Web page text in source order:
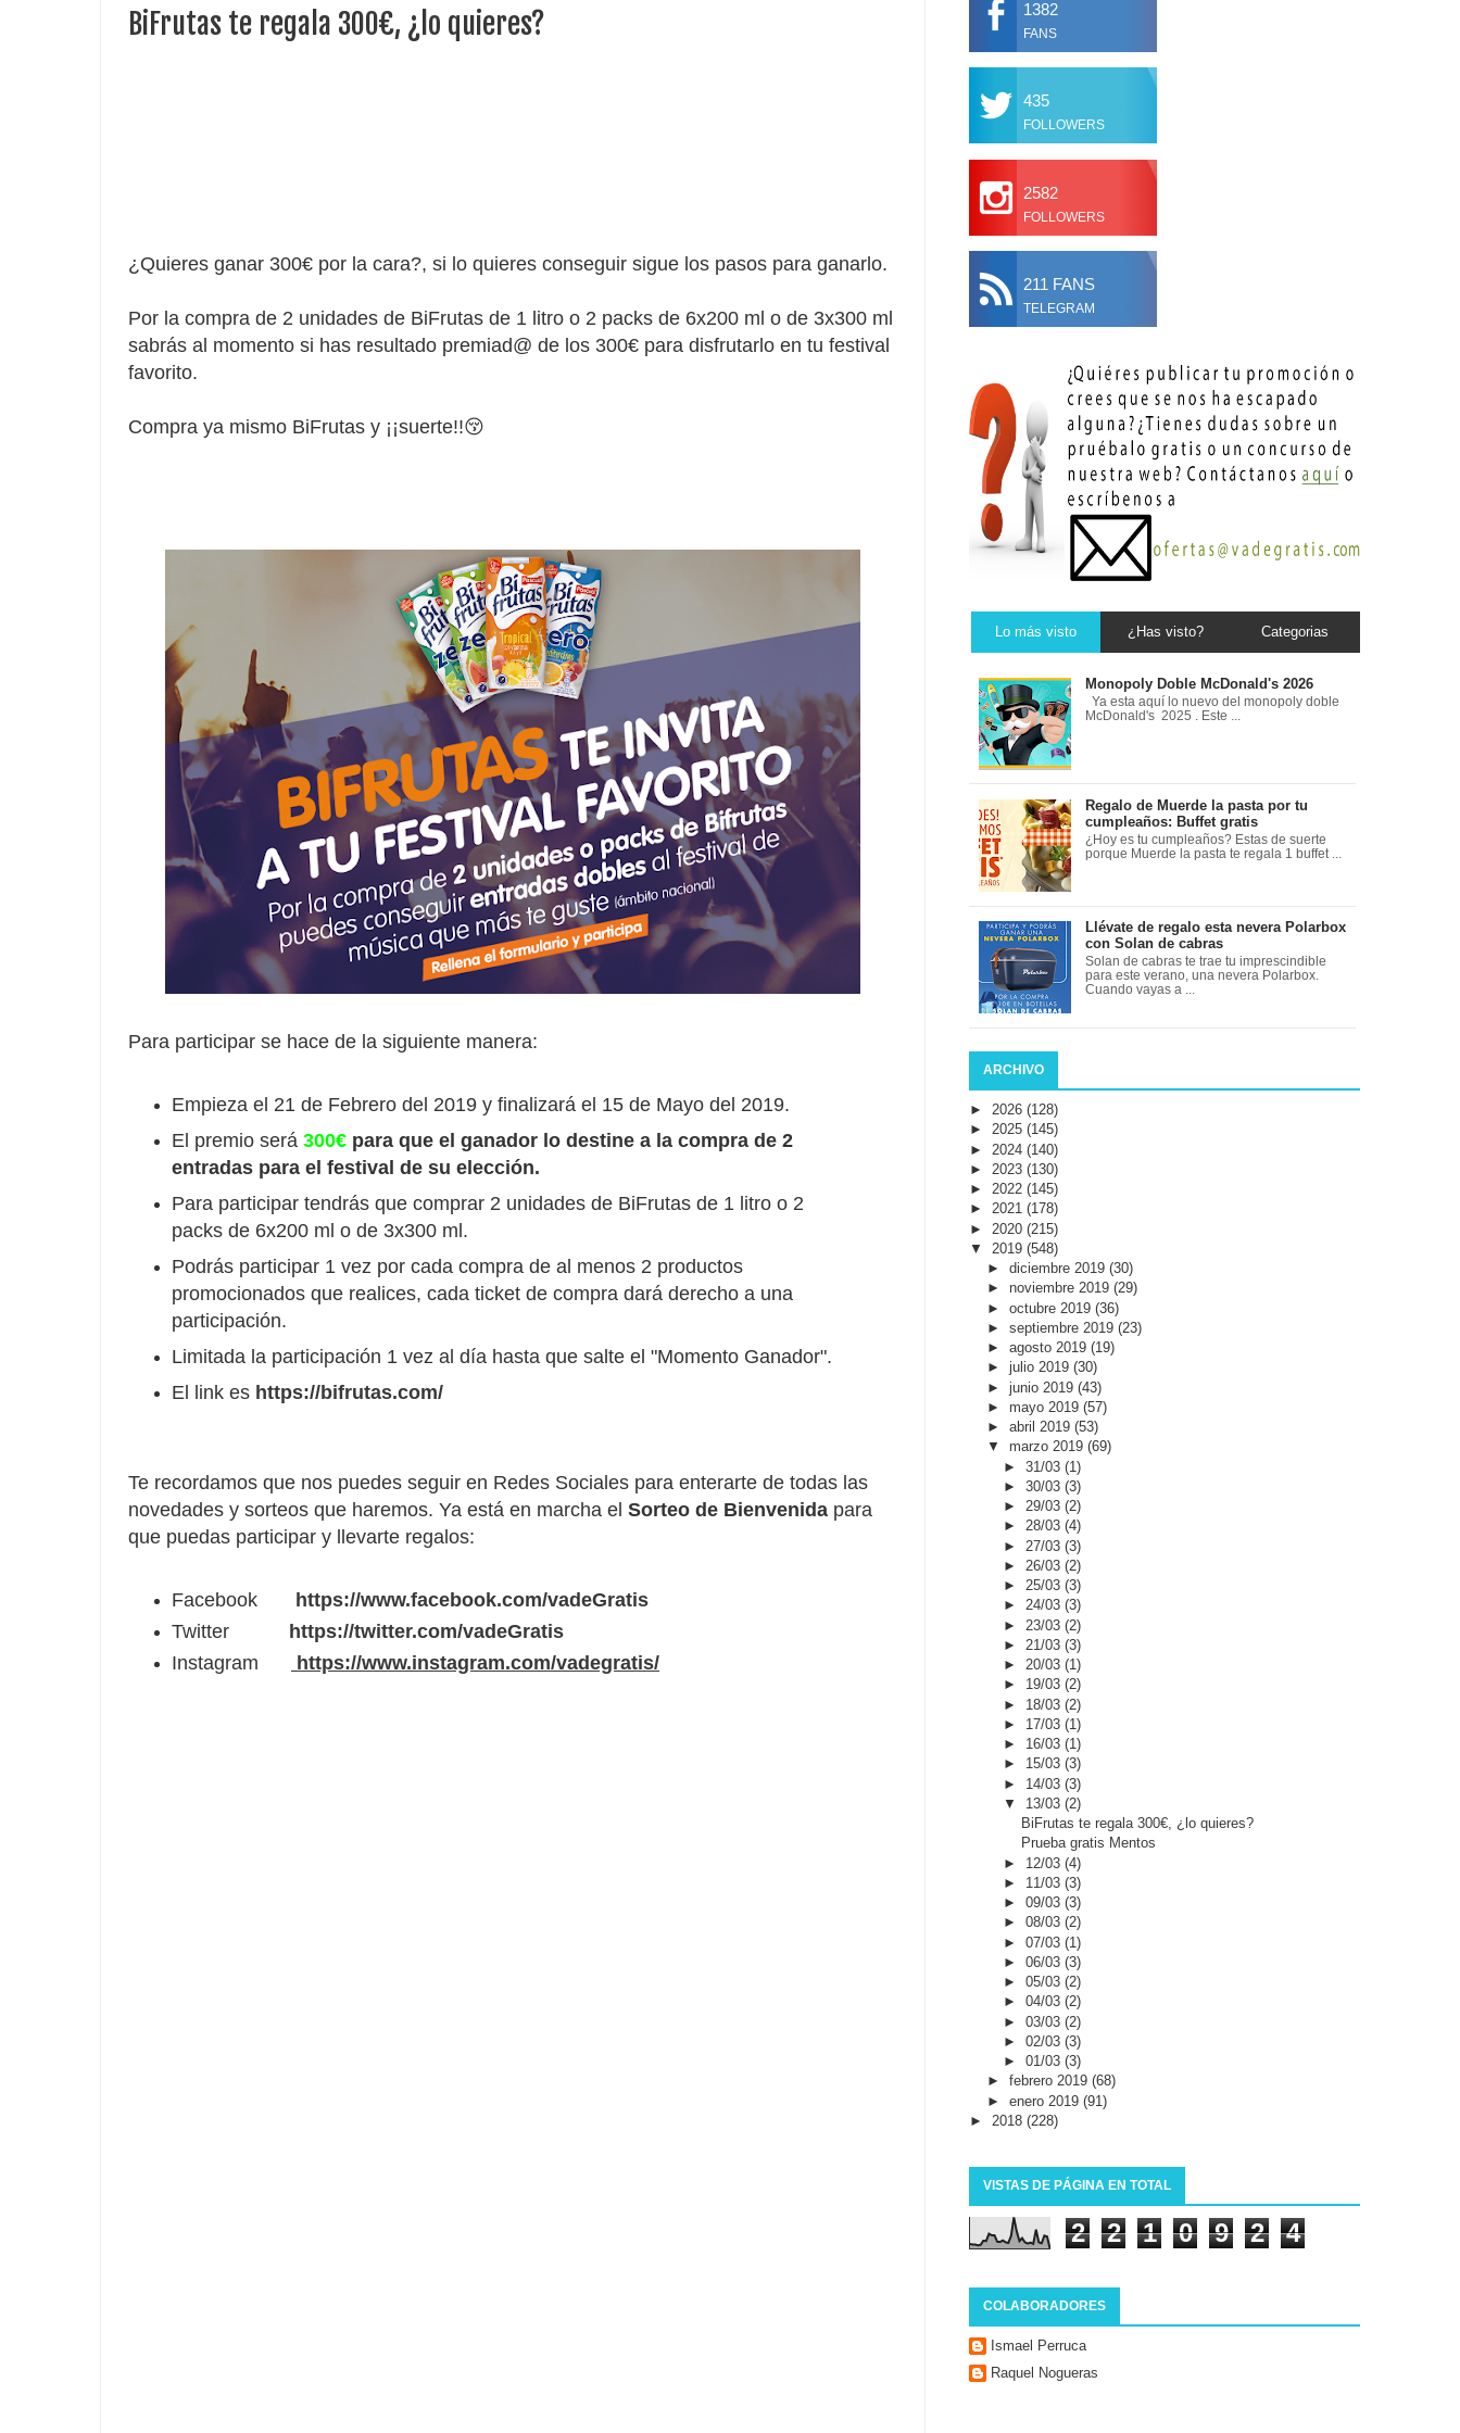
BiFrutas te regala 300€, ¿lo quieres?
¿Quieres ganar 300€ por la cara?, si lo quieres conseguir sigue los pasos para ganarlo.
Por la compra de 2 unidades de BiFrutas de 1 litro o 2 packs de 6x200 ml o de 3x300 ml
sabrás al momento si has resultado premiad@ de los 300€ para disfrutarlo en tu festival
favorito.
Compra ya mismo BiFrutas y ¡¡suerte!!😚
Para participar se hace de la siguiente manera:
Empieza el 21 de Febrero del 2019 y finalizará el 15 de Mayo del 2019.
El premio será 300€ para que el ganador lo destine a la compra de 2
entradas para el festival de su elección.
Para participar tendrás que comprar 2 unidades de BiFrutas de 1 litro o 2
packs de 6x200 ml o de 3x300 ml.
Podrás participar 1 vez por cada compra de al menos 2 productos
promocionados que realices, cada ticket de compra dará derecho a una
participación.
Limitada la participación 1 vez al día hasta que salte el "Momento Ganador".
El link es https://bifrutas.com/
Te recordamos que nos puedes seguir en Redes Sociales para enterarte de todas las
novedades y sorteos que haremos. Ya está en marcha el Sorteo de Bienvenida para
que puedas participar y llevarte regalos:
Facebook https://www.facebook.com/vadeGratis
Twitter https://twitter.com/vadeGratis
Instagram
https://www.instagram.com/vadegratis/
1382
FANS
435
FOLLOWERS
2582
FOLLOWERS
211 FANS
TELEGRAM
Lo más visto ¿Has visto? Categorias
Monopoly Doble McDonald's 2026
Ya esta aquí lo nuevo del monopoly doble
McDonald's 2025 . Este ...
Regalo de Muerde la pasta por tu
cumpleaños: Buffet gratis
¿Hoy es tu cumpleaños? Estas de suerte
porque Muerde la pasta te regala 1 buffet ...
Llévate de regalo esta nevera Polarbox
con Solan de cabras
Solan de cabras te trae tu imprescindible
para este verano, una nevera Polarbox.
Cuando vayas a ...
ARCHIVO
► 2026 (128)
► 2025 (145)
► 2024 (140)
► 2023 (130)
► 2022 (145)
► 2021 (178)
► 2020 (215)
▼ 2019 (548)
► diciembre 2019 (30)
► noviembre 2019 (29)
► octubre 2019 (36)
► septiembre 2019 (23)
► agosto 2019 (19)
► julio 2019 (30)
► junio 2019 (43)
► mayo 2019 (57)
► abril 2019 (53)
▼ marzo 2019 (69)
►31/03(1)
►30/03(3)
►29/03(2)
►28/03(4)
► 27/03(3)
► 26/03(2)
►25/03(3)
►24/03(3)
► 23/03(2)
► 21/03(3)
►20/03(1)
► 19/03(2)
► 18/03(2)
► 17/03(1)
► 16/03(1)
► 15/03(3)
► 14/03(3)
▼ 13/03(2)
BiFrutas te regala 300€, ¿lo quieres?
Prueba gratis Mentos
► 12/03(4)
► 11/03(3)
►09/03(3)
►08/03(2)
►07/03(1)
►06/03(3)
►05/03(2)
►04/03(2)
►03/03(2)
►02/03(3)
►01/03(3)
► febrero 2019 (68)
► enero 2019 (91)
► 2018 (228)
VISTAS DE PÁGINA EN TOTAL
2 2 1 0 9 2 4
COLABORADORES
Ismael Perruca
Raquel Nogueras